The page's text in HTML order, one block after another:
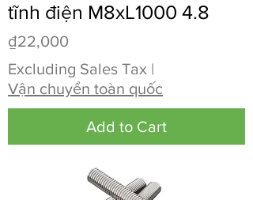
tĩnh điện M8xL1000 4.8
Price
₫22,000
Excluding Sales Tax |
Vận chuyển toàn quốc
Add to Cart